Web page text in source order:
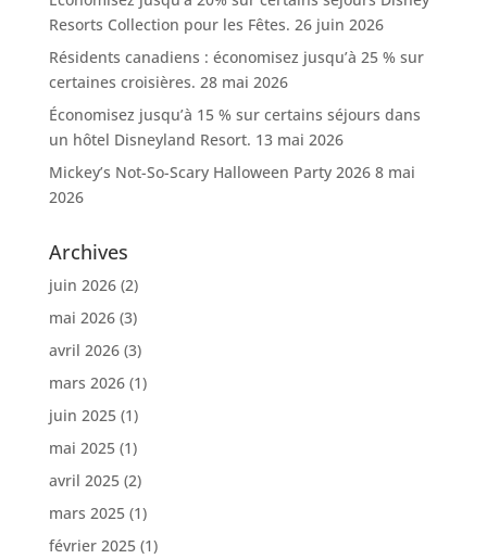
Resorts Collection pour les Fêtes. 26 juin 2026
Résidents canadiens : économisez jusqu’à 25 % sur
certaines croisières. 28 mai 2026
Économisez jusqu’à 15 % sur certains séjours dans
un hôtel Disneyland Resort. 13 mai 2026
Mickey’s Not-So-Scary Halloween Party 2026 8 mai
2026
Archives
juin 2026(2)
mai 2026(3)
avril 2026(3)
mars 2026(1)
juin 2025(1)
mai 2025(1)
avril 2025(2)
mars 2025(1)
février 2025(1)